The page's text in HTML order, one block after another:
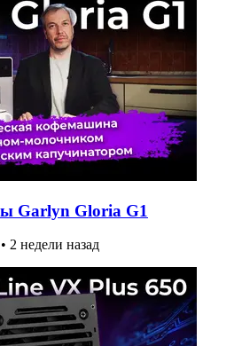
Garlyn Gloria G1
• 2 недели назад